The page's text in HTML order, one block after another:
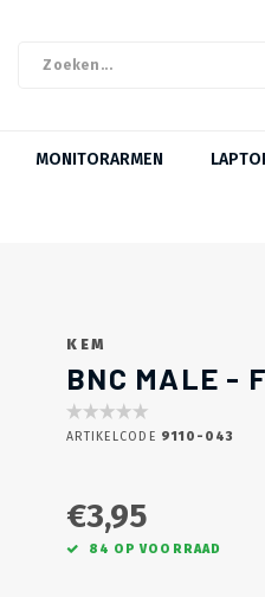
MONITORARMEN
KEM
BNC MALE -
ARTIKELCODE 9110-043
€3,95
84 OP VOORRAAD